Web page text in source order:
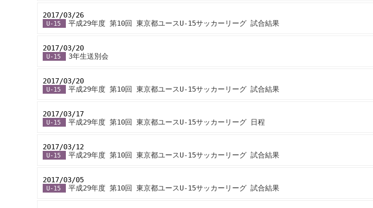
2017/03/26
U-15
平成29年度 第10回 東京都ユースU-15サッカーリーグ 試合結果
2017/03/20
U-15
3年生送別会
2017/03/20
U-15
平成29年度 第10回 東京都ユースU-15サッカーリーグ 試合結果
2017/03/17
U-15
平成29年度 第10回 東京都ユースU-15サッカーリーグ 日程
2017/03/12
U-15
平成29年度 第10回 東京都ユースU-15サッカーリーグ 試合結果
2017/03/05
U-15
平成29年度 第10回 東京都ユースU-15サッカーリーグ 試合結果